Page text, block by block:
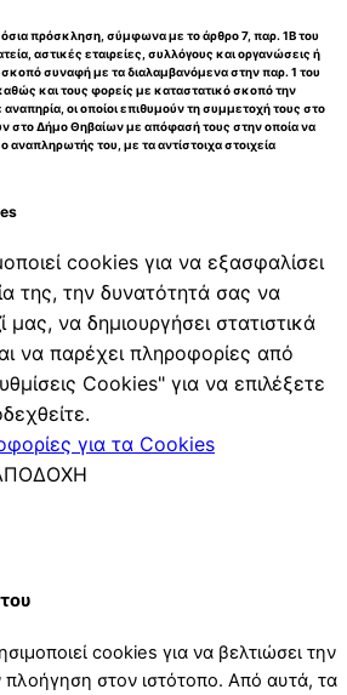
πρόσκληση, σύμφωνα με το άρθρο 7, παρ. 1Β του
αστικές εταιρείες, συλλόγους και οργανώσεις ή
συναφή με τα διαλαμβανόμενα στην παρ. 1 του
και τους φορείς με καταστατικό σκοπό την
οι οποίοι επιθυμούν τη συμμετοχή τους στο
στο Δήμο Θηβαίων με απόφασή τους στην οποία να
αναπληρωτής του, με τα αντίστοιχα στοιχεία
cookies για να εξασφαλίσει
της, την δυνατότητά σας να
μας, να δημιουργήσει στατιστικά
να παρέχει πληροφορίες από
Cookies" για να επιλέξετε
για τα Cookies
cookies για να βελτιώσει την
πλοήγηση στον ιστότοπο. Από αυτά, τα